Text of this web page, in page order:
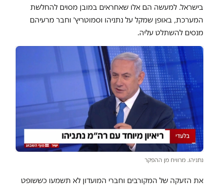
בישראל. למעשה הם אלו שאחראים במובן מסוים להחלשת
המערכת, באופן שמקל על נתניהו וסמוטריץ' וחבר מרעיהם
מנסים להשתלט עליה.
נתניהו. מרוויח מן ההפקר
את הזעקה של המקורבים וחברי המועדון לא תשמעו כששופט